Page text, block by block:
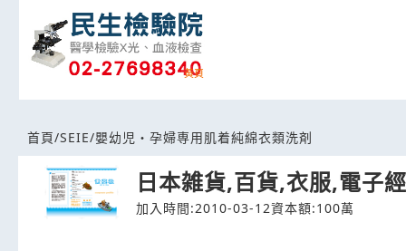
首頁/SEIE/嬰幼児・孕婦専用肌着純綿衣類洗剤
日本雑貨,百貨,衣服,電子
加入時間:2010-03-12資本額:100萬